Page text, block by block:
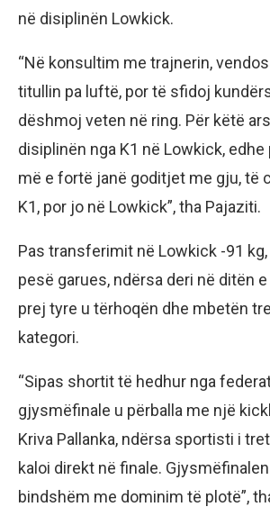
në disiplinën Lowkick.
“Në konsultim me trajnerin,
titullin pa luftë, por të sfidoj
dëshmoj veten në ring. Për këtë
disiplinën nga K1 në Lowkick,
më e fortë janë goditjet me gju, të
K1, por jo në Lowkick”, tha Pajaziti.
Pas transferimit në Lowkick -91
pesë garues, ndërsa deri në ditën
prej tyre u tërhoqën dhe mbetën
kategori.
“Sipas shortit të hedhur nga
gjysmëfinale u përballa me një
Kriva Pallanka, ndërsa sportisti i
kaloi direkt në finale.
bindshëm me dominim të plotë”,